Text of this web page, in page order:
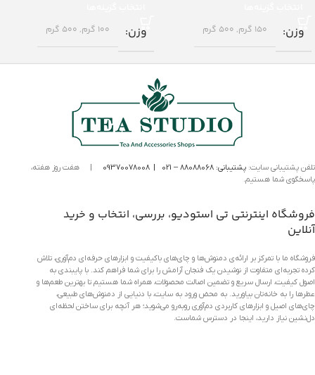
وزن 150 گرم , 500 گرم وزن 100 گرم , 500 گرم
تلفن پشتیبانی سایت: پشتیبانی: 88088068
– 021
09370078008
هفت روز هفته،
پاسخگوی شما هستیم.
فروشگاه اینترنتی تی استودیو، بررسی، انتخاب و خرید
آنلاین
فروشگاه ما با تمرکز بر ارائه‌ی دمنوش‌ها و چای‌های باکیفیت و ابزارهای حرفه‌ای دم‌آوری، تلاش
کرده تجربه‌ای متفاوت از نوشیدن یک فنجان آرامش را برای شما فراهم کند. با پایبندی به
اصول کیفیت، ارسال سریع و تضمین اصالت محصولات، همراه شما هستیم تا بهترین طعم‌ها و
عطرها را به خانه‌تان بیاورید. به محض ورود به سایت، با دنیایی از دمنوش‌های طبیعی،
چای‌های اصیل و ابزارهای کاربردی دم‌آوری روبه‌رو می‌شوید؛ هر آنچه برای ساختن لحظه‌ای
دل‌نشین نیاز دارید، اینجا در دسترس شماست.